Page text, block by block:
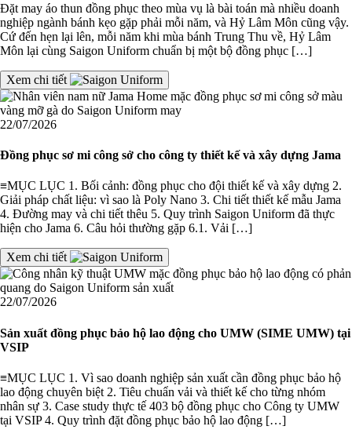
Đặt may áo thun đồng phục theo mùa vụ là bài toán mà nhiều doanh
nghiệp ngành bánh kẹo gặp phải mỗi năm, và Hỷ Lâm Môn cũng vậy.
Cứ đến hẹn lại lên, mỗi năm khi mùa bánh Trung Thu về, Hỷ Lâm
Môn lại cùng Saigon Uniform chuẩn bị một bộ đồng phục […]
Xem chi tiết
22/07/2026
Đồng phục sơ mi công sở cho công ty thiết kế và xây dựng Jama
≡MỤC LỤC 1. Bối cảnh: đồng phục cho đội thiết kế và xây dựng 2.
Giải pháp chất liệu: vì sao là Poly Nano 3. Chi tiết thiết kế mẫu Jama
4. Đường may và chi tiết thêu 5. Quy trình Saigon Uniform đã thực
hiện cho Jama 6. Câu hỏi thường gặp 6.1. Vải […]
Xem chi tiết
22/07/2026
Sản xuất đồng phục bảo hộ lao động cho UMW (SIME UMW) tại
VSIP
≡MỤC LỤC 1. Vì sao doanh nghiệp sản xuất cần đồng phục bảo hộ
lao động chuyên biệt 2. Tiêu chuẩn vải và thiết kế cho từng nhóm
nhân sự 3. Case study thực tế 403 bộ đồng phục cho Công ty UMW
tại VSIP 4. Quy trình đặt đồng phục bảo hộ lao động […]